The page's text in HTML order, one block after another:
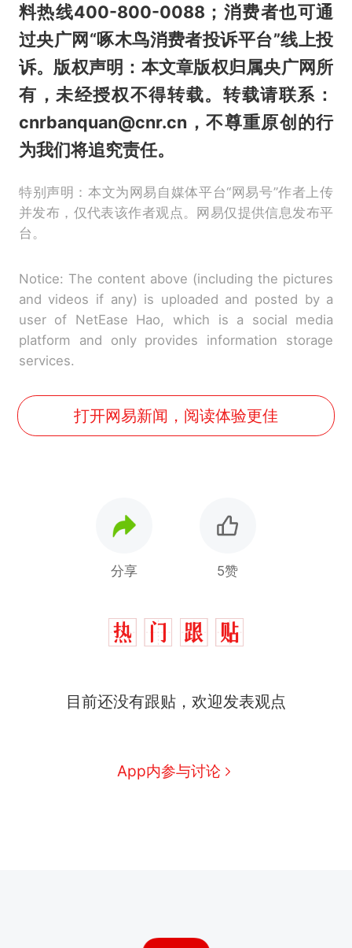
料热线400-800-0088；消费者也可通
过央广网“啄木鸟消费者投诉平台”线上投
诉。版权声明：本文章版权归属央广网所
有，未经授权不得转载。转载请联系：
cnrbanquan@cnr.cn，不尊重原创的行
为我们将追究责任。
特别声明：本文为网易自媒体平台“网易号”作者上传
并发布，仅代表该作者观点。网易仅提供信息发布平
台。
Notice: The content above (including the pictures
and videos if any) is uploaded and posted by a
user of NetEase Hao, which is a social media
platform and only provides information storage
services.
打开网易新闻，阅读体验更佳
分享 5赞
目前还没有跟贴，欢迎发表观点
App内参与讨论